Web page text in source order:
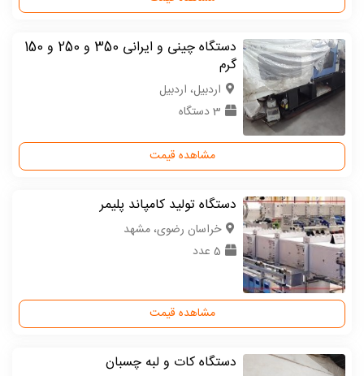
دستگاه چینی و ایرانی 350 و 250 و 150
گرم
اردبیل، اردبیل
3 دستگاه
مشاهده قیمت
دستگاه تولید کامپاند پلیمر
خراسان رضوی، مشهد
5 عدد
مشاهده قیمت
دستگاه کات و لبه چسبان